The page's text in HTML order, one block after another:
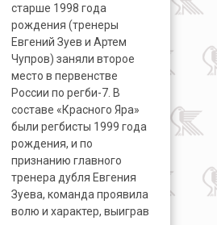
старше 1998 года
рождения (тренеры
Евгений Зуев и Артем
Чупров) заняли второе
место в первенстве
России по регби-7. В
составе «Красного Яра»
были регбисты 1999 года
рождения, и по
признанию главного
тренера дубля Евгения
Зуева, команда проявила
волю и характер, выиграв